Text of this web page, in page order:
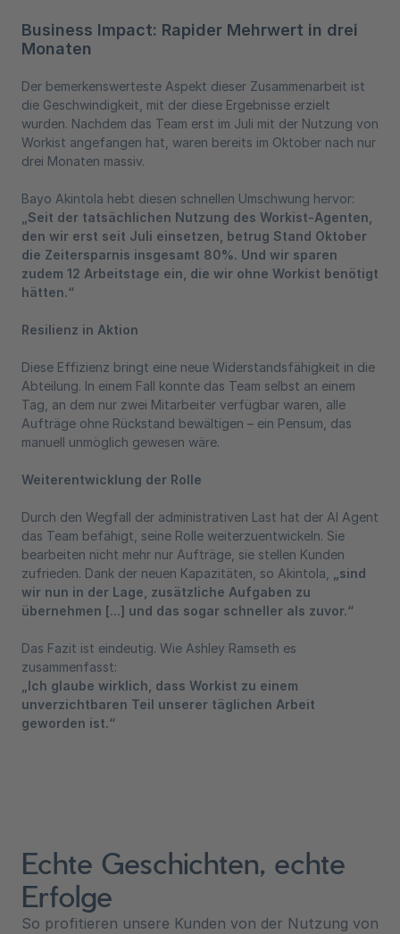
Business Impact: Rapider Mehrwert in drei
Monaten
Der bemerkenswerteste Aspekt dieser Zusammenarbeit ist
die Geschwindigkeit, mit der diese Ergebnisse erzielt
wurden. Nachdem das Team erst im Juli mit der Nutzung von
Workist angefangen hat, waren bereits im Oktober nach nur
drei Monaten massiv.
Bayo Akintola hebt diesen schnellen Umschwung hervor:
„Seit der tatsächlichen Nutzung des Workist-Agenten,
den wir erst seit Juli einsetzen, betrug Stand Oktober
die Zeitersparnis insgesamt 80%. Und wir sparen
zudem 12 Arbeitstage ein, die wir ohne Workist benötigt
hätten.“
Resilienz in Aktion
Diese Effizienz bringt eine neue Widerstandsfähigkeit in die
Abteilung. In einem Fall konnte das Team selbst an einem
Tag, an dem nur zwei Mitarbeiter verfügbar waren, alle
Aufträge ohne Rückstand bewältigen – ein Pensum, das
manuell unmöglich gewesen wäre.
Weiterentwicklung der Rolle
Durch den Wegfall der administrativen Last hat der AI Agent
das Team befähigt, seine Rolle weiterzuentwickeln. Sie
bearbeiten nicht mehr nur Aufträge, sie stellen Kunden
zufrieden. Dank der neuen Kapazitäten, so Akintola,
„sind
wir nun in der Lage, zusätzliche Aufgaben zu
übernehmen [...] und das sogar schneller als zuvor.“
Das Fazit ist eindeutig. Wie Ashley Ramseth es
zusammenfasst:
„Ich glaube wirklich, dass Workist zu einem
unverzichtbaren Teil unserer täglichen Arbeit
geworden ist.“
Echte Geschichten, echte
Erfolge
So profitieren unsere Kunden von der Nutzung von